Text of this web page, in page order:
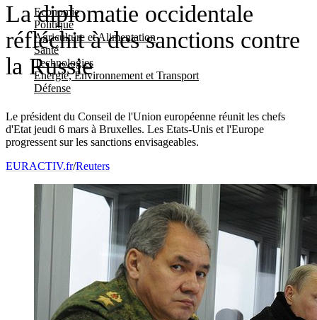
Economie
Politique
Agriculture et Alimentation
Santé
Technologies
Energie, Environnement et Transport
Défense
La diplomatie occidentale
réfléchit à des sanctions contre
la Russie
Le président du Conseil de l'Union européenne réunit les chefs
d'Etat jeudi 6 mars à Bruxelles. Les Etats-Unis et l'Europe
progressent sur les sanctions envisageables.
EURACTIV.fr/Reuters